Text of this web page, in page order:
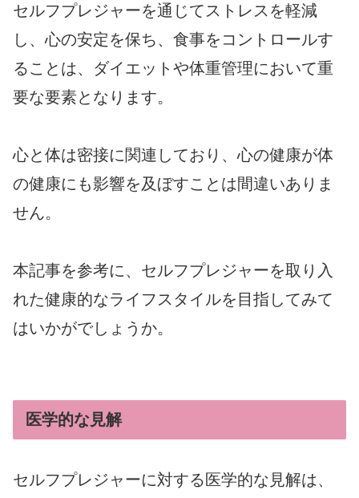
セルフプレジャーを通じてストレスを軽減
し、心の安定を保ち、食事をコントロールす
ることは、ダイエットや体重管理において重
要な要素となります。
心と体は密接に関連しており、心の健康が体
の健康にも影響を及ぼすことは間違いありま
せん。
本記事を参考に、セルフプレジャーを取り入
れた健康的なライフスタイルを目指してみて
はいかがでしょうか。
医学的な見解
セルフプレジャーに対する医学的な見解は、